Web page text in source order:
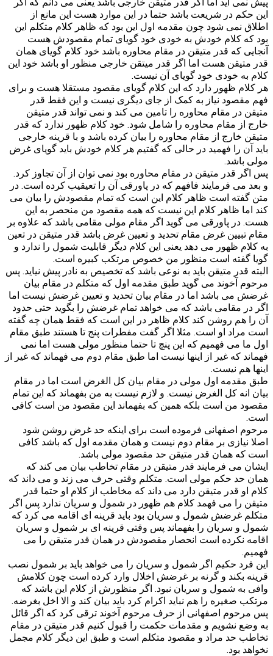
این حکم در شریعت باشد حتما در این موارد هست این مانع از
اطلاق نمی شود چون مقدمه اول این بود که ظاهر کلام متکلم این
بود که کلام خودش به خودی خود گویای تمام مقصودش هست
آنجایی که قدر متیقن در مقام محاوره باشد خود کلام گویای همان
قدر متیقن هست اما اگر قدر میتقن خارجی منظور او باشد خود این
کلام به خودی خود گویای آن نیست.
هر کلام ظهور دارد که این کلام گویای مقصود مستقلا هست و برای
فهم مقصود نیاز به کمک از جای دیگری نیست و این فقط قدر
متیقن در مقام محاوره را تامین می کند و نمی تواند قدر متیقن
خارج از مقام محاوره را شامل شود. خود کلام ظهور ندارد که قدر
متیقن خارج از مقام محاوره را بیان کرده باشد و با قرینه خارجی
باید آن را فهمید در حالی که گفتیم هر کلام خودش باید گویای غرض
مولی باشد.
پس اگر قدر متیقن در مقام محاوره بود نمی توان از آن تجاوز کرد.
و بعد می فرمایند فافهم که در پاورقی آن را تعیقیب کرده است. در
متن گفته است ظاهر کلام این است که تمام مقصودش را بیان می
کند اما ظاهر کلام این نیست که همه مقصود من منحصر به این
هست. در پاورقی می گوید اگر مقام مولی مقامی باشد که علاوه بر
مقام تبیین غرض مقام تحدید و تعیین غرض باشد قدر متیقن در تعین
به کلام ظهور می دهد یعنی این کلام دیگر قابلیت شمول را ندارد و
گویا گفته است منظور من خصوص مرتکب کبیره است.
البته قدر متیقن باید به نوعی باشد که تخصیص به نادر پیش نیاید. پس
مرحوم آخوند می گوید طبق مقدمه اول که متکلم در مقام بیان
غرضش می باشد اما در مقام بیان تحدید و تعیین غرضش نیست اما
اگر در مقامی باشد که می خواهد تمام غرضش را بگوید حتی حدود
آن را هم روشن کند کلام ظاهر در این است که فقط همان چه گفته
است مراد او است. مثلا اگر گفت مفطرات پنج تا هستند طبق مقام
اول ما می فهمیم که این پنچ تا حتما منظور مولی هست اما نمی
فهماند که غیر از اینها نیست اما طبق مقام دوم می فهماند که غیر از
اینها هم نیست.
طبق مقدمه اول مولی در مقام بیان کل الغرض است اما در مقام
بیان انه کل الغرض نیست. و لازم نیست به من بفهماند که این تمام
مقصود من است بلکه همین که بفهماند این مقصود من است کافی
است.
مرحوم اصفهانی فرموده است برای اینکه حد غرض روشن شود
اصلا نیازی بر مقام دوم نیست و همان مقدمه اول که باشد کافی
است که همان قدر متیقن حد مقصود مولی باشد.
ایشان می فرمایند قدر متیقن در مقام تخاطب بیان می کند که
همان حد حکم مولی است. متکلم وقتی حرف می زند و می داند که
کلام او قدر متیقن دارد می داند که مخاطب از کلام او حتما قدر
متیقن را می فهمد کلام هم ظهور در شمول و سریان ندارد پس اگر
متکلم غرضش شمول و سریان بود باید قرینه ای اقامه می کرد که
شمول و سریان را بفهماند پس وقتی قرینه ای بر شمول و سریان
اقامه نکرده است انحصار مقصودش در همان قدر متیقن را می
فهمیم.
این فرد حکیم اگر شمول و سریان را می خواهد باید بر شمول نصب
قرینه بکند و گرنه بر غرضش اخلال وارد کرده است چون کلامش
وافی به شمول و سریان نبود. اگر منظورش از کلام این باشد که
مرتکب صغیره را هم نباید اکرام کرد باید بیان کند و الا اخل بغرضه.
پس مرحوم اصفهانی از حرف مرحوم آخوند ترقی کرد که اگر قائل
به وضع نشویم و مقدمات حکمت را قبول کنیم قدر متیقن در مقام
تخاطب حد مراد و مقصود متکلم است و طبق این دیگر کلام مجمل
نخواهد بود.